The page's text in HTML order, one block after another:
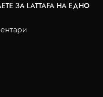
ЗА LATTAFA НА ЕДНО